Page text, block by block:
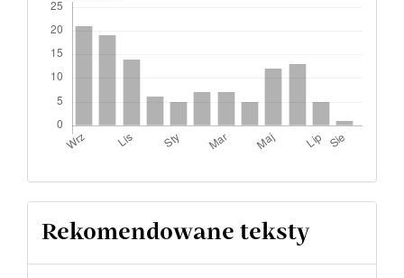
Rekomendowane teksty